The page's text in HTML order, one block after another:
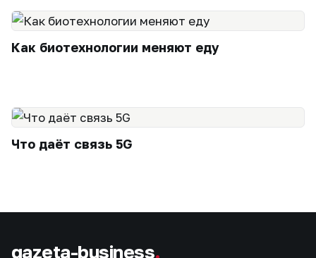
Как биотехнологии меняют еду
Что даёт связь 5G
gazeta-business.